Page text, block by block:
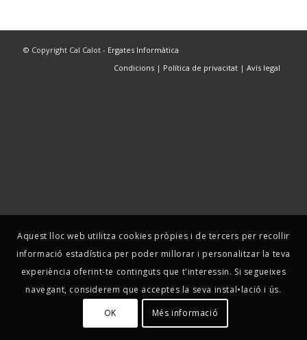
© Copyright Cal Calot - Ergates Informàtica
Condicions | Política de privacitat |Avís legal
Aquest lloc web utilitza cookies pròpies i de tercers per recollir
informació estadística per poder millorar i personalitzar la teva
experiència oferint-te continguts que t'interessin. Si segueixes
navegant, considerem que acceptes la seva instal•lació i ús.
OK Més informació